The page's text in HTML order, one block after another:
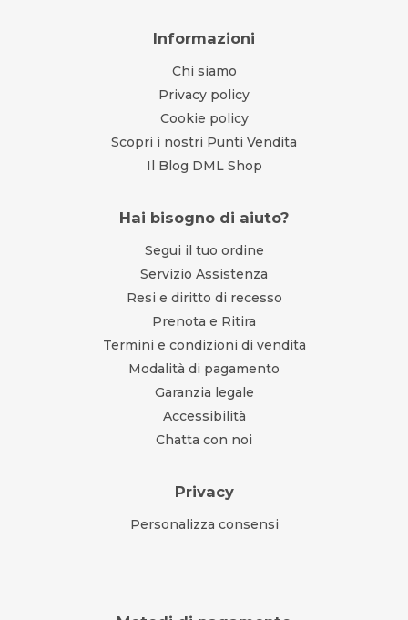
Informazioni
Chi siamo
Privacy policy
Cookie policy
Scopri i nostri Punti Vendita
Il Blog DML Shop
Hai bisogno di aiuto?
Segui il tuo ordine
Servizio Assistenza
Resi e diritto di recesso
Prenota e Ritira
Termini e condizioni di vendita
Modalità di pagamento
Garanzia legale
Accessibilità
Chatta con noi
Privacy
Personalizza consensi